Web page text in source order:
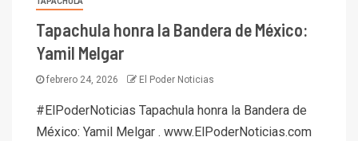
Tapachula honra la Bandera de México:
Yamil Melgar
febrero 24, 2026 El Poder Noticias
#ElPoderNoticias Tapachula honra la Bandera de
México: Yamil Melgar . www.ElPoderNoticias.com